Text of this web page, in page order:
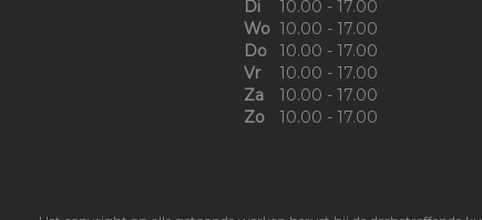
Di
10.00 - 17.00
Wo 10.00 - 17.00
Do
10.00 - 17.00
Vr
10.00 - 17.00
Za
10.00 - 17.00
Zo
10.00 - 17.00